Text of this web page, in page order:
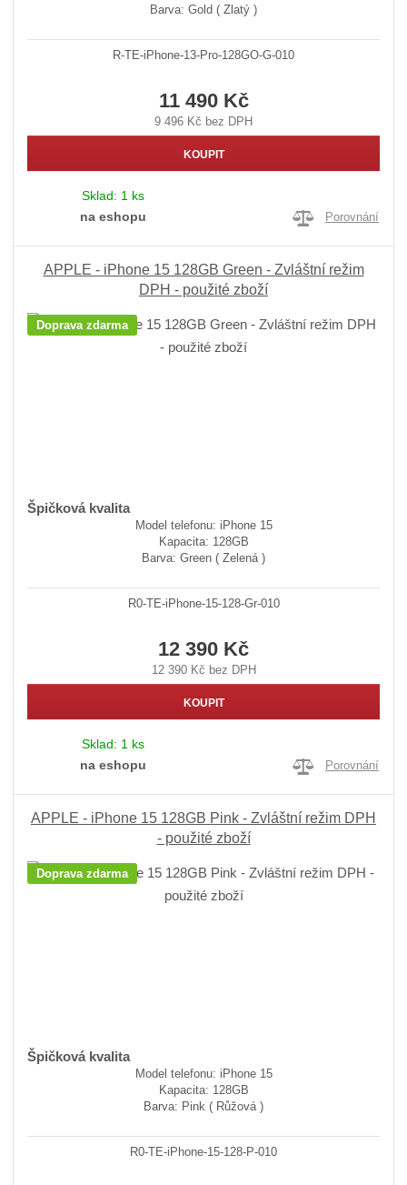
Barva: Gold ( Zlatý )
R-TE-iPhone-13-Pro-128GO-G-010
11 490 Kč
9 496 Kč bez DPH
KOUPIT
Sklad: 1 ks
na eshopu
Porovnání
APPLE - iPhone 15 128GB Green - Zvláštní režim
DPH - použité zboží
Doprava zdarma
Špičková kvalita
Model telefonu: iPhone 15
Kapacita: 128GB
Barva: Green ( Zelená )
R0-TE-iPhone-15-128-Gr-010
12 390 Kč
12 390 Kč bez DPH
KOUPIT
Sklad: 1 ks
na eshopu
Porovnání
APPLE - iPhone 15 128GB Pink - Zvláštní režim DPH
- použité zboží
Doprava zdarma
Špičková kvalita
Model telefonu: iPhone 15
Kapacita: 128GB
Barva: Pink ( Růžová )
R0-TE-iPhone-15-128-P-010